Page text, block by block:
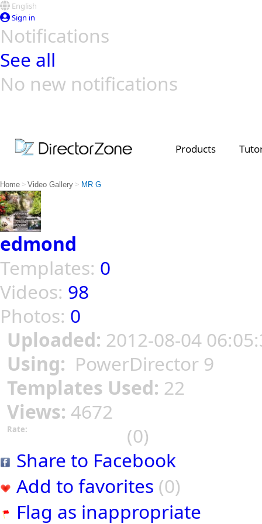
English
Sign in
Notifications
See all
No new notifications
Products
Home > Video Gallery > MR G
edmond
Templates: 0
Videos: 98
Photos: 0
Uploaded: 2012-08-04
Using: PowerDirector 9
Templates Used: 22
Views: 4672
Rate:
(0)
Share to Facebook
Add to favorites (0)
Flag as inappropriate